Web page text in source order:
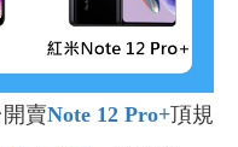
賣Note 12 Pro+頂規